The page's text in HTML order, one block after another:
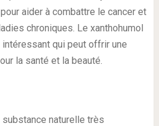
aider à combattre le cancer et
chroniques. Le xanthohumol
qui peut offrir une
la santé et la beauté.
naturelle très